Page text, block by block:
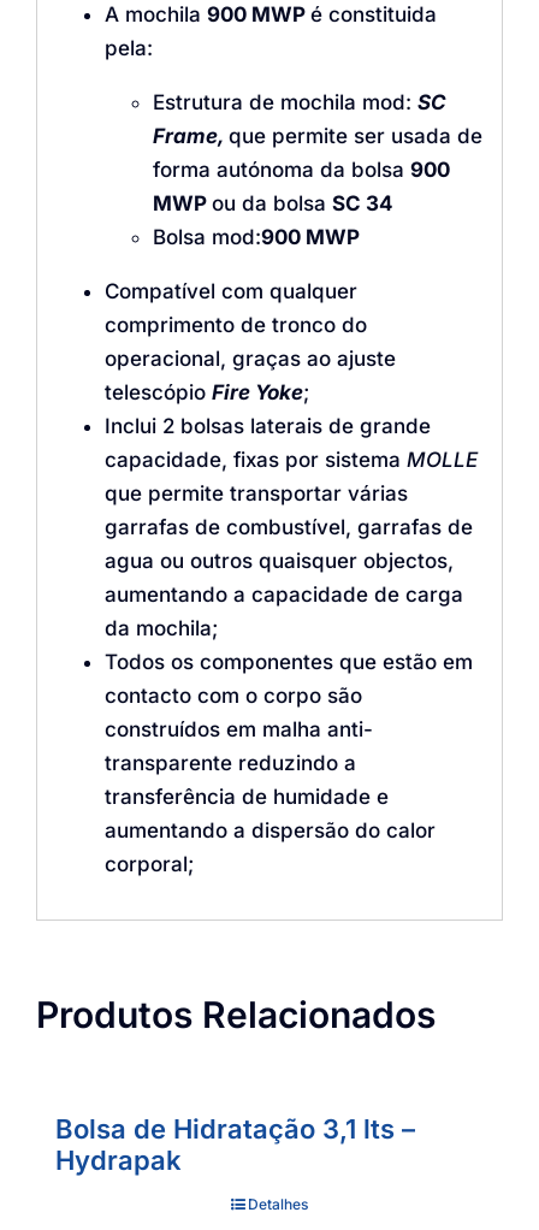
A mochila 900 MWP é constituida
pela:
Estrutura de mochila mod: SC
Frame, que permite ser usada de
forma autónoma da bolsa 900
MWP ou da bolsa SC 34
Bolsa mod:900 MWP
Compatível com qualquer
comprimento de tronco do
operacional, graças ao ajuste
telescópio Fire Yoke;
Inclui 2 bolsas laterais de grande
capacidade, fixas por sistema MOLLE
que permite transportar várias
garrafas de combustível, garrafas de
agua ou outros quaisquer objectos,
aumentando a capacidade de carga
da mochila;
Todos os componentes que estão em
contacto com o corpo são
construídos em malha anti-
transparente reduzindo a
transferência de humidade e
aumentando a dispersão do calor
corporal;
Produtos Relacionados
Bolsa de Hidratação 3,1 lts –
Hydrapak
Detalhes